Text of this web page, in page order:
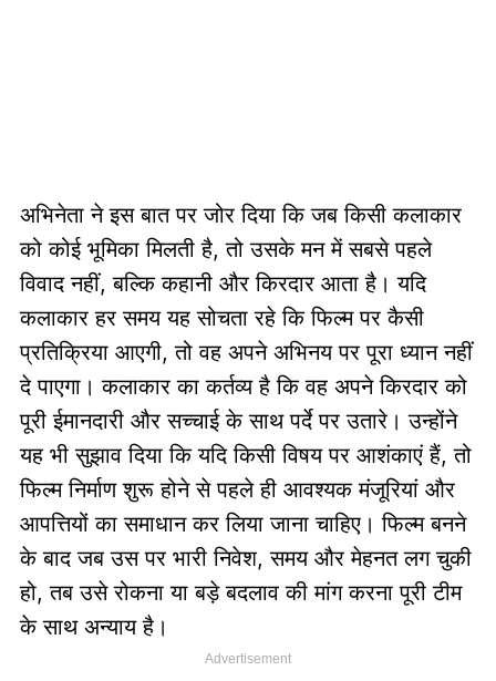
अभिनेता ने इस बात पर जोर दिया कि जब किसी कलाकार
को कोई भूमिका मिलती है, तो उसके मन में सबसे पहले
विवाद नहीं, बल्कि कहानी और किरदार आता है। यदि
कलाकार हर समय यह सोचता रहे कि फिल्म पर कैसी
प्रतिक्रिया आएगी, तो वह अपने अभिनय पर पूरा ध्यान नहीं
दे पाएगा। कलाकार का कर्तव्य है कि वह अपने किरदार को
पूरी ईमानदारी और सच्चाई के साथ पर्दे पर उतारे। उन्होंने
यह भी सुझाव दिया कि यदि किसी विषय पर आशंकाएं हैं, तो
फिल्म निर्माण शुरू होने से पहले ही आवश्यक मंजूरियां और
आपत्तियों का समाधान कर लिया जाना चाहिए। फिल्म बनने
के बाद जब उस पर भारी निवेश, समय और मेहनत लग चुकी
हो, तब उसे रोकना या बड़े बदलाव की मांग करना पूरी टीम
के साथ अन्याय है।